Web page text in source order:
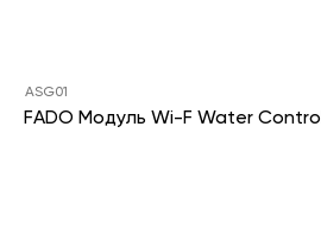
ASG01
FADO Модуль Wi-F Water Control